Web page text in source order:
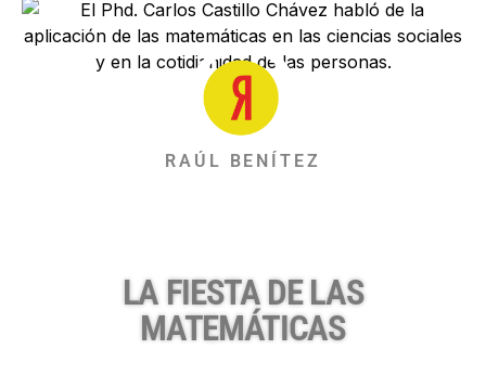
RAÚL BENÍTEZ
LA FIESTA DE LAS
MATEMÁTICAS